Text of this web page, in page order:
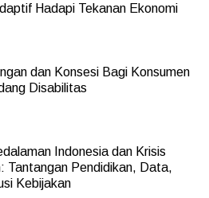
Hadapi Tekanan Ekonomi
dan Konsesi Bagi Konsumen
Disabilitas
Indonesia dan Krisis
Tantangan Pendidikan, Data,
Kebijakan